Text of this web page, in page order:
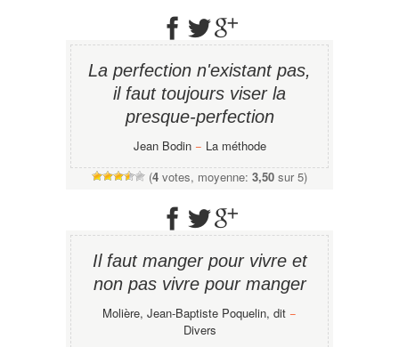
La perfection n'existant pas,
il faut toujours viser la
presque-perfection
Jean Bodin− La méthode
(4 votes, moyenne: 3,50 sur 5)
Il faut manger pour vivre et
non pas vivre pour manger
Molière, Jean-Baptiste Poquelin, dit −
Divers